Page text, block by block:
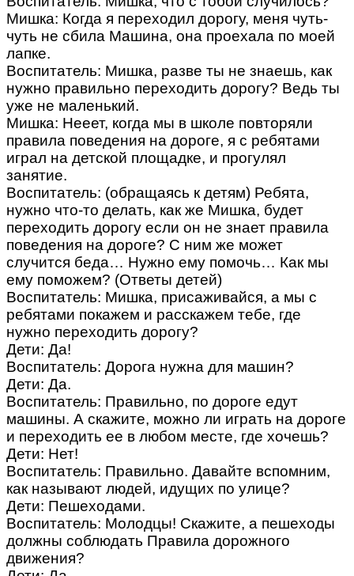
Мишка: Когда я переходил дорогу, меня чуть-
чуть не сбила Машина, она проехала по моей
лапке.
Воспитатель: Мишка, разве ты не знаешь, как
нужно правильно переходить дорогу? Ведь ты
уже не маленький.
Мишка: Нееет, когда мы в школе повторяли
правила поведения на дороге, я с ребятами
играл на детской площадке, и прогулял
занятие.
Воспитатель: (обращаясь к детям) Ребята,
нужно что-то делать, как же Мишка, будет
переходить дорогу если он не знает правила
поведения на дороге? С ним же может
случится беда… Нужно ему помочь… Как мы
ему поможем? (Ответы детей)
Воспитатель: Мишка, присаживайся, а мы с
ребятами покажем и расскажем тебе, где
нужно переходить дорогу?
Дети: Да!
Воспитатель: Дорога нужна для машин?
Дети: Да.
Воспитатель: Правильно, по дороге едут
машины. А скажите, можно ли играть на дороге
и переходить ее в любом месте, где хочешь?
Дети: Нет!
Воспитатель: Правильно. Давайте вспомним,
как называют людей, идущих по улице?
Дети: Пешеходами.
Воспитатель: Молодцы! Скажите, а пешеходы
должны соблюдать Правила дорожного
движения?